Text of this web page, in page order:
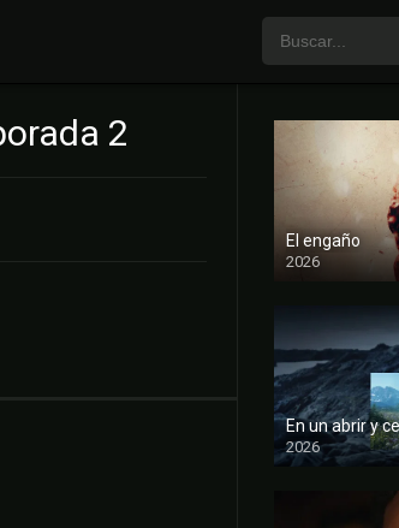
2
El engaño
2026
FULL HD
En un abrir y
2026
FULL HD